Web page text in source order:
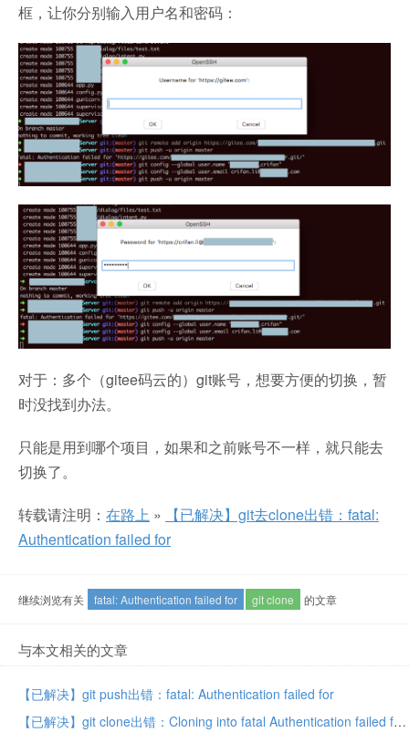
框，让你分别输入用户名和密码：
对于：多个（gitee码云的）git账号，想要方便的切换，暂
时没找到办法。
只能是用到哪个项目，如果和之前账号不一样，就只能去
切换了。
转载请注明： 在路上 »
【已解决】git去clone出错：fatal:
Authentication failed for
继续浏览有关 fatal: Authentication failed for git clone 的文章
与本文相关的文章
【已解决】git push出错：fatal: Authentication failed for
【已解决】git clone出错：Cloning into fatal Authentication failed for